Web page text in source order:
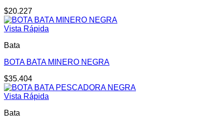
$20.227
Vista Rápida
Bata
BOTA BATA MINERO NEGRA
$35.404
Vista Rápida
Bata